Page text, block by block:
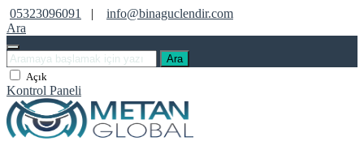
05323096091 |
info@binaguclendir.com
Ara
Ara
Açık
Kontrol Paneli